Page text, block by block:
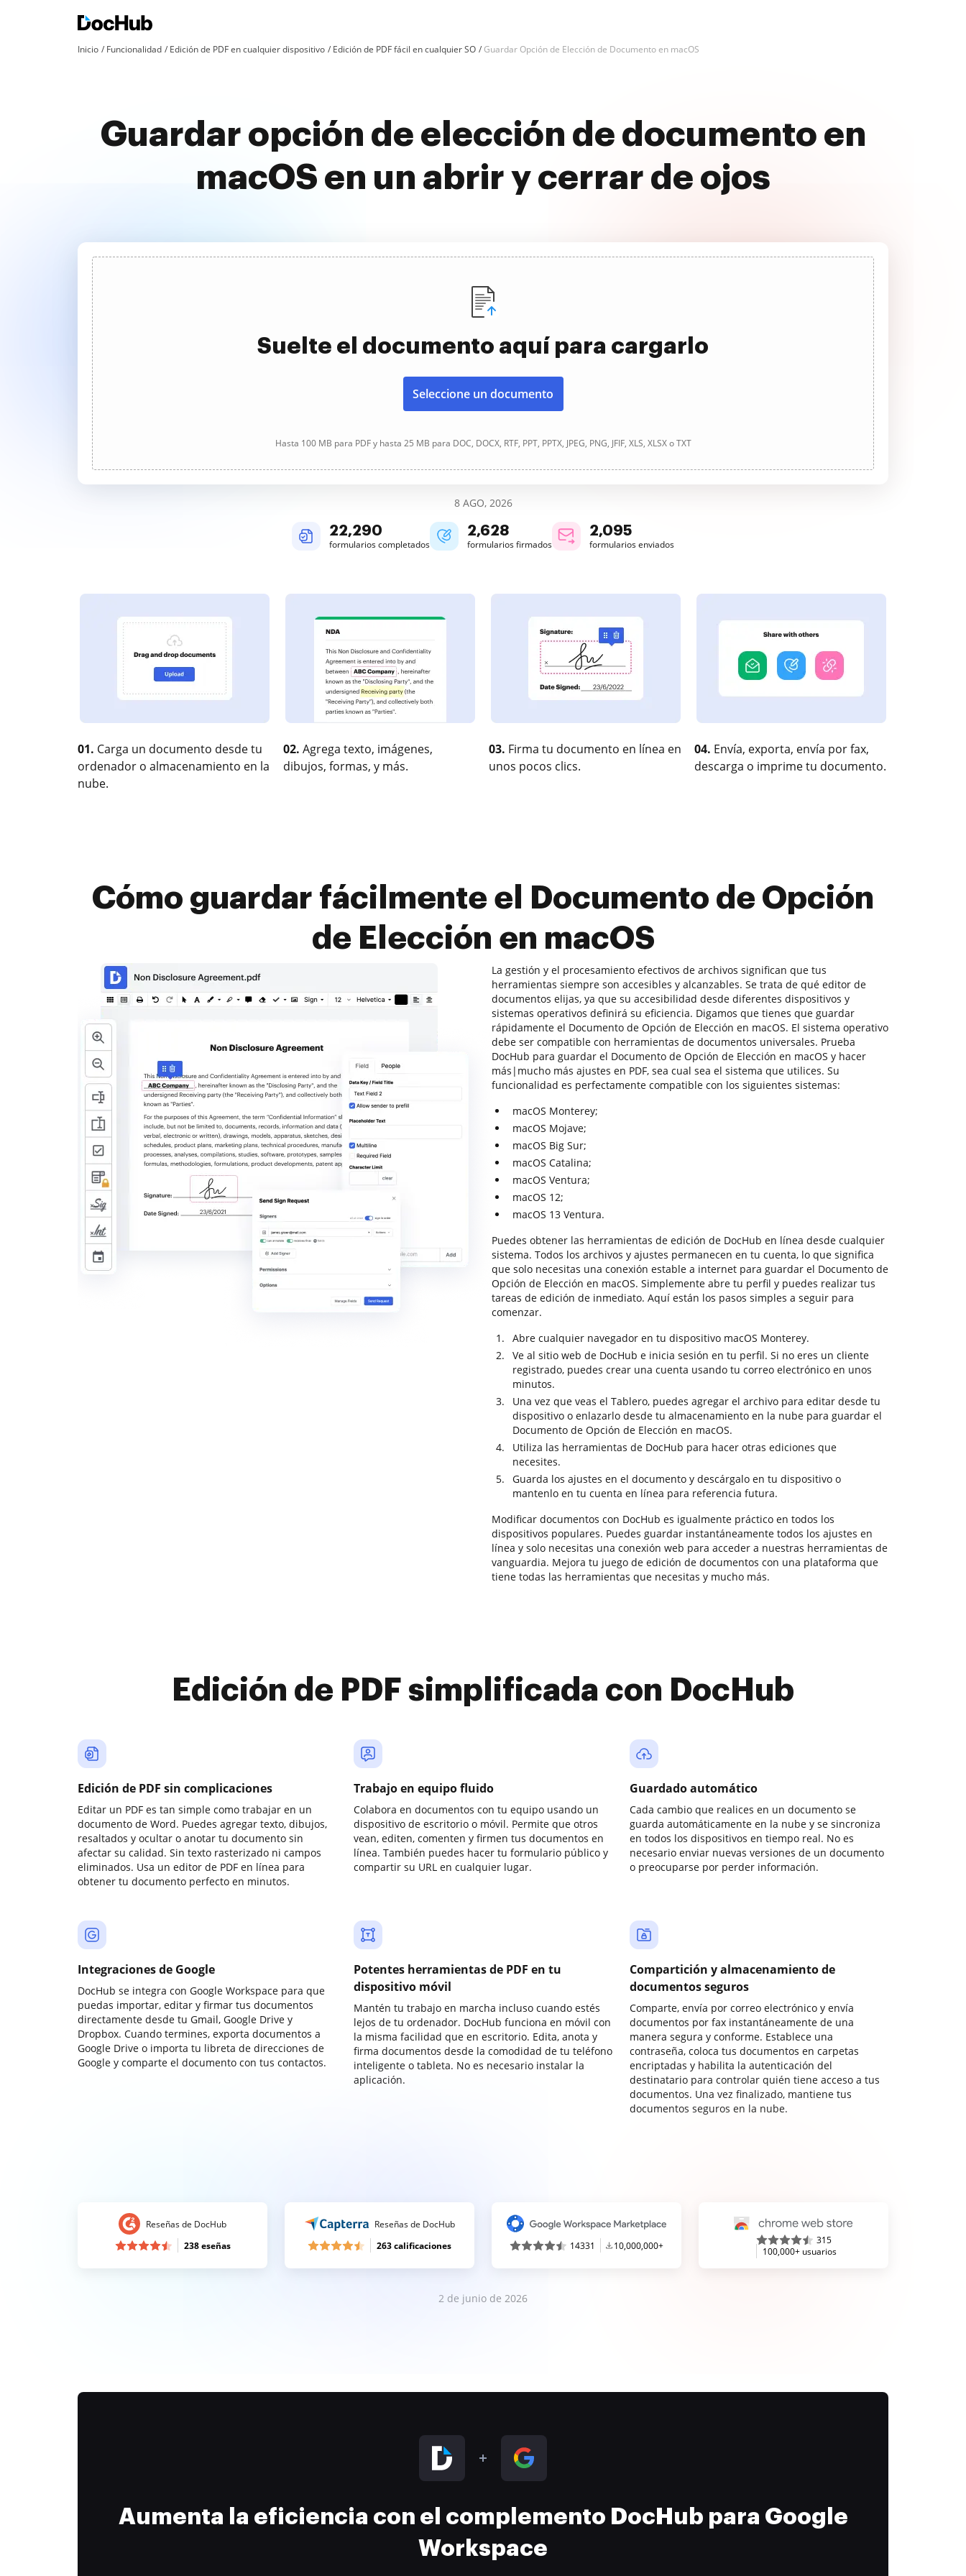
Inicio Funcionalidad Edición de PDF en cualquier dispositivo Edición de PDF fácil en cualquier SO Guardar Opción de Elección de Documento en macOS
Guardar opción de elección de documento en
macOS en un abrir y cerrar de ojos
Suelte el documento aquí para cargarlo
Seleccione un documento
Hasta 100 MB para PDF y hasta 25 MB para DOC, DOCX, RTF, PPT, PPTX, JPEG, PNG, JFIF, XLS, XLSX o TXT
8 AGO, 2026
22,290
formularios completados
2,628
formularios firmados
2,095
formularios enviados
01. Carga un documento desde tu
ordenador o almacenamiento en la
nube.
02. Agrega texto, imágenes,
dibujos, formas, y más.
03. Firma tu documento en línea en
unos pocos clics.
04. Envía, exporta, envía por fax,
descarga o imprime tu documento.
Cómo guardar fácilmente el Documento de Opción
de Elección en macOS
La gestión y el procesamiento efectivos de archivos significan que tus
herramientas siempre son accesibles y alcanzables. Se trata de qué editor de
documentos elijas, ya que su accesibilidad desde diferentes dispositivos y
sistemas operativos definirá su eficiencia. Digamos que tienes que guardar
rápidamente el Documento de Opción de Elección en macOS. El sistema operativo
debe ser compatible con herramientas de documentos universales. Prueba
DocHub para guardar el Documento de Opción de Elección en macOS y hacer
más|mucho más ajustes en PDF, sea cual sea el sistema que utilices. Su
funcionalidad es perfectamente compatible con los siguientes sistemas:
macOS Monterey;
macOS Mojave;
macOS Big Sur;
macOS Catalina;
macOS Ventura;
macOS 12;
macOS 13 Ventura.
Puedes obtener las herramientas de edición de DocHub en línea desde cualquier
sistema. Todos los archivos y ajustes permanecen en tu cuenta, lo que significa
que solo necesitas una conexión estable a internet para guardar el Documento de
Opción de Elección en macOS. Simplemente abre tu perfil y puedes realizar tus
tareas de edición de inmediato. Aquí están los pasos simples a seguir para
comenzar.
Abre cualquier navegador en tu dispositivo macOS Monterey.
Ve al sitio web de DocHub e inicia sesión en tu perfil. Si no eres un cliente
registrado, puedes crear una cuenta usando tu correo electrónico en unos
minutos.
Una vez que veas el Tablero, puedes agregar el archivo para editar desde tu
dispositivo o enlazarlo desde tu almacenamiento en la nube para guardar el
Documento de Opción de Elección en macOS.
Utiliza las herramientas de DocHub para hacer otras ediciones que
necesites.
Guarda los ajustes en el documento y descárgalo en tu dispositivo o
mantenlo en tu cuenta en línea para referencia futura.
Modificar documentos con DocHub es igualmente práctico en todos los
dispositivos populares. Puedes guardar instantáneamente todos los ajustes en
línea y solo necesitas una conexión web para acceder a nuestras herramientas de
vanguardia. Mejora tu juego de edición de documentos con una plataforma que
tiene todas las herramientas que necesitas y mucho más.
Edición de PDF simplificada con DocHub
Edición de PDF sin complicaciones
Editar un PDF es tan simple como trabajar en un
documento de Word. Puedes agregar texto, dibujos,
resaltados y ocultar o anotar tu documento sin
afectar su calidad. Sin texto rasterizado ni campos
eliminados. Usa un editor de PDF en línea para
obtener tu documento perfecto en minutos.
Trabajo en equipo fluido
Colabora en documentos con tu equipo usando un
dispositivo de escritorio o móvil. Permite que otros
vean, editen, comenten y firmen tus documentos en
línea. También puedes hacer tu formulario público y
compartir su URL en cualquier lugar.
Guardado automático
Cada cambio que realices en un documento se
guarda automáticamente en la nube y se sincroniza
en todos los dispositivos en tiempo real. No es
necesario enviar nuevas versiones de un documento
o preocuparse por perder información.
Integraciones de Google
DocHub se integra con Google Workspace para que
puedas importar, editar y firmar tus documentos
directamente desde tu Gmail, Google Drive y
Dropbox. Cuando termines, exporta documentos a
Google Drive o importa tu libreta de direcciones de
Google y comparte el documento con tus contactos.
Potentes herramientas de PDF en tu
dispositivo móvil
Mantén tu trabajo en marcha incluso cuando estés
lejos de tu ordenador. DocHub funciona en móvil con
la misma facilidad que en escritorio. Edita, anota y
firma documentos desde la comodidad de tu teléfono
inteligente o tableta. No es necesario instalar la
aplicación.
Compartición y almacenamiento de
documentos seguros
Comparte, envía por correo electrónico y envía
documentos por fax instantáneamente de una
manera segura y conforme. Establece una
contraseña, coloca tus documentos en carpetas
encriptadas y habilita la autenticación del
destinatario para controlar quién tiene acceso a tus
documentos. Una vez finalizado, mantiene tus
documentos seguros en la nube.
Reseñas de DocHub
238 eseñas
Reseñas de DocHub
263 calificaciones
14331 10,000,000+
315
100,000+ usuarios
2 de junio de 2026
Aumenta la eficiencia con el complemento DocHub para Google
Workspace